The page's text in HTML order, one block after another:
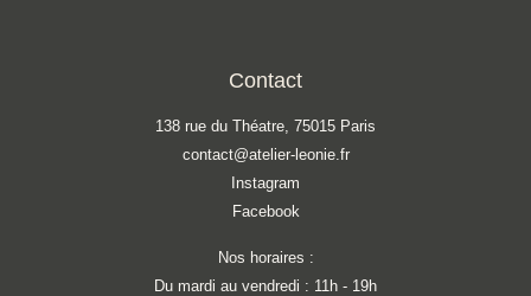
Contact
138 rue du Théatre, 75015 Paris
contact@atelier-leonie.fr
Instagram
Facebook
Nos horaires :
Du mardi au vendredi : 11h - 19h